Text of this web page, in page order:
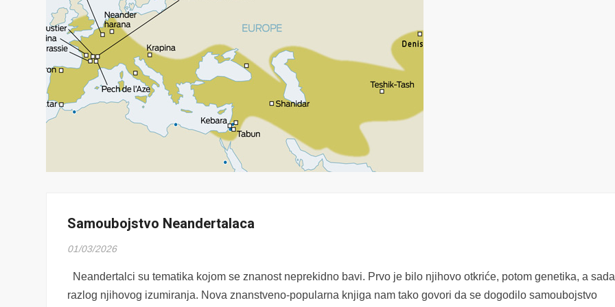
Samoubojstvo Neandertalaca
01/03/2026
Neandertalci su tematika kojom se znanost neprekidno bavi. Prvo je bilo njihovo otkriće, potom genetika, a
razlog njihovog izumiranja. Nova znanstveno-popularna knjiga nam tako govori da se dogodilo samoubojstvo